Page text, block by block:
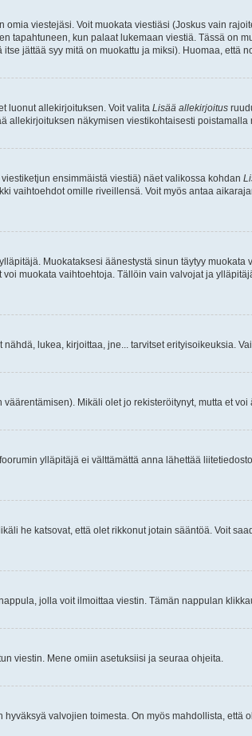
viestejäsi. Voit muokata viestiäsi (Joskus vain
tapahtuneen, kun palaat lukemaan viestiä. Tässä on
jättää syy mitä on muokattu ja miksi). Huomaa, että
luonut allekirjoituksen. Voit valita Lisää allekirjoitus
näkymisen viestikohtaisesti
ensimmäistä viestiä) näet valikossa kohdan
vaihtoehdot omille riveillensä. Voit myös antaa
Muokataksesi äänestystä sinun täytyy
muokata vaihtoehtoja. Tällöin vain valvojat ja
lukea, kirjoittaa, jne... tarvitset erityisoikeuksia.
Mikäli olet jo rekisteröitynyt, mutta et
ylläpitäjä ei välttämättä anna lähettää
he katsovat, että olet rikkonut jotain sääntöä. Voit
jolla voit ilmoittaa viestin. Tämän nappulan
viestin. Mene omiin asetuksiisi ja seuraa ohjeita.
valvojien toimesta. On myös mahdollista,